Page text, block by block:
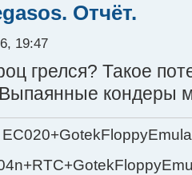
Отчёт.
19:47
грелся? Такое
кондеры